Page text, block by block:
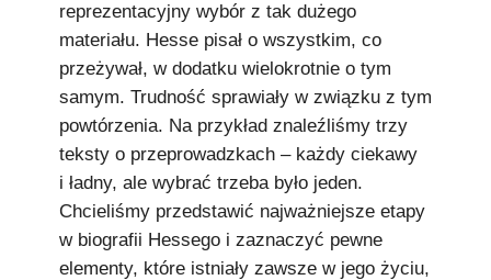
reprezentacyjny wybór z tak dużego
materiału. Hesse pisał o wszystkim, co
przeżywał, w dodatku wielokrotnie o tym
samym. Trudność sprawiały w związku z tym
powtórzenia. Na przykład znaleźliśmy trzy
teksty o przeprowadzkach – każdy ciekawy
i ładny, ale wybrać trzeba było jeden.
Chcieliśmy przedstawić najważniejsze etapy
w biografii Hessego i zaznaczyć pewne
elementy, które istniały zawsze w jego życiu,